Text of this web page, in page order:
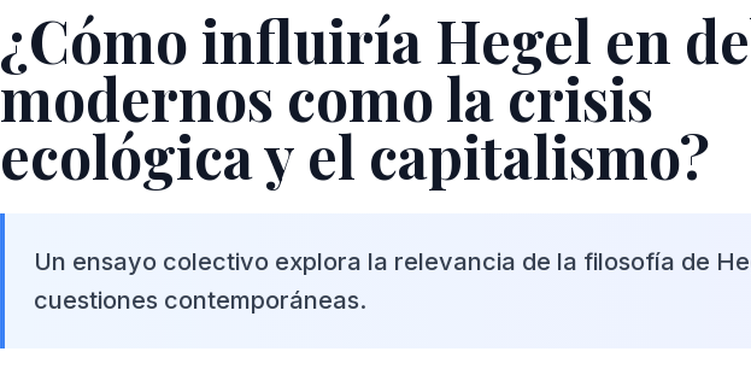
¿Cómo influiría Hegel en
modernos como la crisis
ecológica y el capitalismo?
Un ensayo colectivo explora la relevancia de la filosofía de
cuestiones contemporáneas.